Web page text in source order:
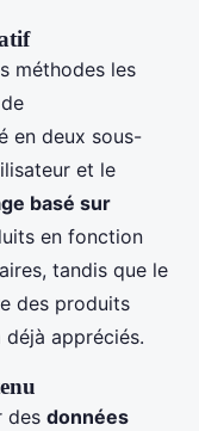
méthodes les
en deux sous-
et le
basé sur
en fonction
tandis que le
des produits
déjà appréciés.
des données